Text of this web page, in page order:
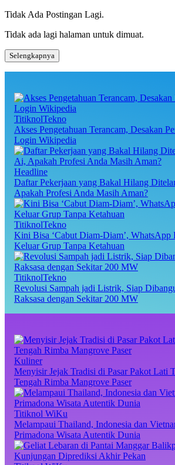
Tidak Ada Postingan Lagi.
Tidak ada lagi halaman untuk dimuat.
Selengkapnya
TitiknolTekno
Akses Pengetahuan Terancam, Desakan
Login Wikipedia
Headline
Daftar Pekerjaan yang Bakal Hilang
Apakah Profesi Anda Masih Aman?
TitiknolTekno
Kini Bisa ‘Cabut Diam-Diam’, WhatsApp
Keluar Grup Tanpa Ketahuan
TitiknolTekno
Revolusi Sampah jadi Listrik, Siap
Raksasa dengan Sekitar 200 MW
Kuliner
Menyisir Jejak Tradisi di Pasar Pakot Lati
Tengah Rimba Mangrove Paser
Titiknol WiKu
Melampaui Thailand, Indonesia dan
Primadona Wisata Autentik Dunia